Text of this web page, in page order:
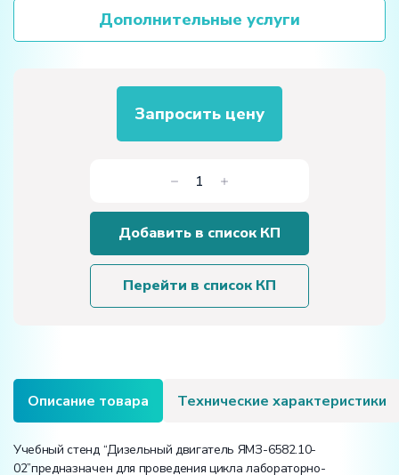
Дополнительные услуги
Запросить цену
Количество
товара
Учебный
«Дизельный
двигатель
ЯМЗ-6582.10-
Добавить в список КП
Перейти в список КП
Описание товара Технические характеристики
Учебный стенд “Дизельный двигатель ЯМЗ-6582.10-
02”предназначен для проведения цикла лабораторно-